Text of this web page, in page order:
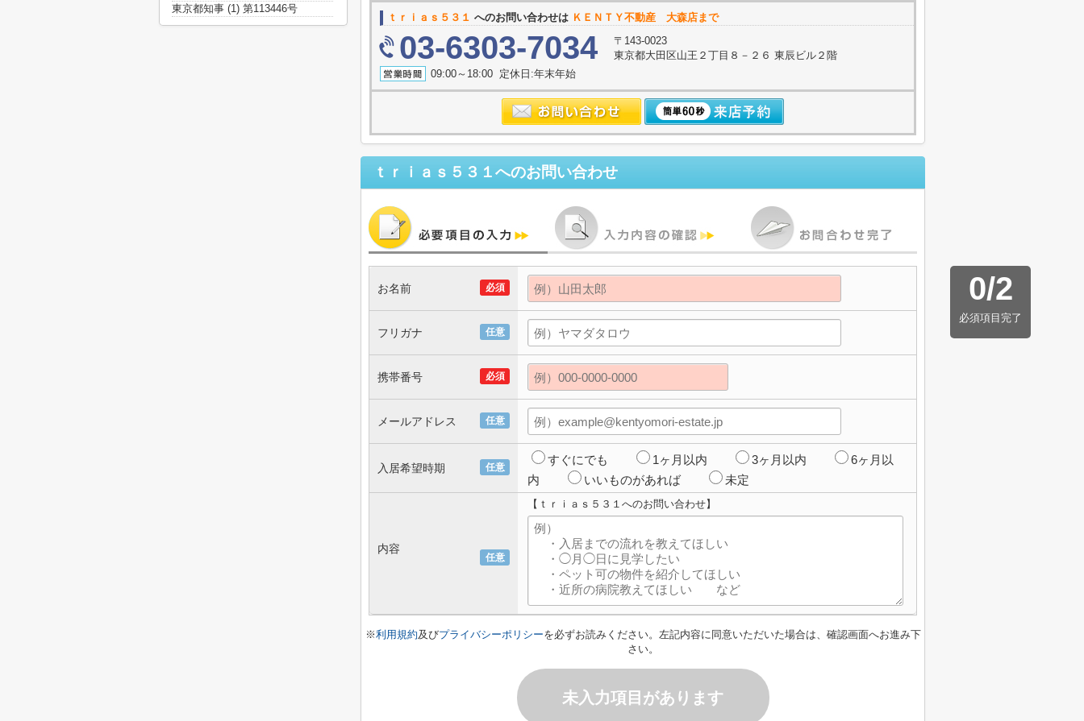
ｔｒｉａｓ５３１ へのお問い合わせは ＫＥＮＴＹ不動産 大森店まで
03-6303-7034
〒143-0023
東京都大田区山王２丁目８－２６ 東辰ビル２階
09:00～18:00 定休日:年末年始
ｔｒｉａｓ５３１へのお問い合わせ
0/2
必須項目完了
必須
お名前
任意
フリガナ
必須
携帯番号
任意
メールアドレス
任意
入居希望時期
すぐにでも 1ヶ月以内 3ヶ月以内
6ヶ月以
内
いいものがあれば 未定
任意
内容
【ｔｒｉａｓ５３１へのお問い合わせ】
※利用規約及びプライバシーポリシーを必ずお読みください。左記内容に同意いただいた場合は、確認画面へお進み下
さい。
未入力項目があります
東京都知事 (1) 第113446号